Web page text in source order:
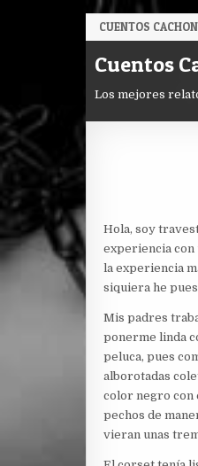
CUENTOS
Cuentos
Los mejores
Hola, soy
experiencia con
la experiencia
siquiera he
Mis padres
ponerme linda
peluca, pues
alborotadas
color negro con
pechos de
vieran unas